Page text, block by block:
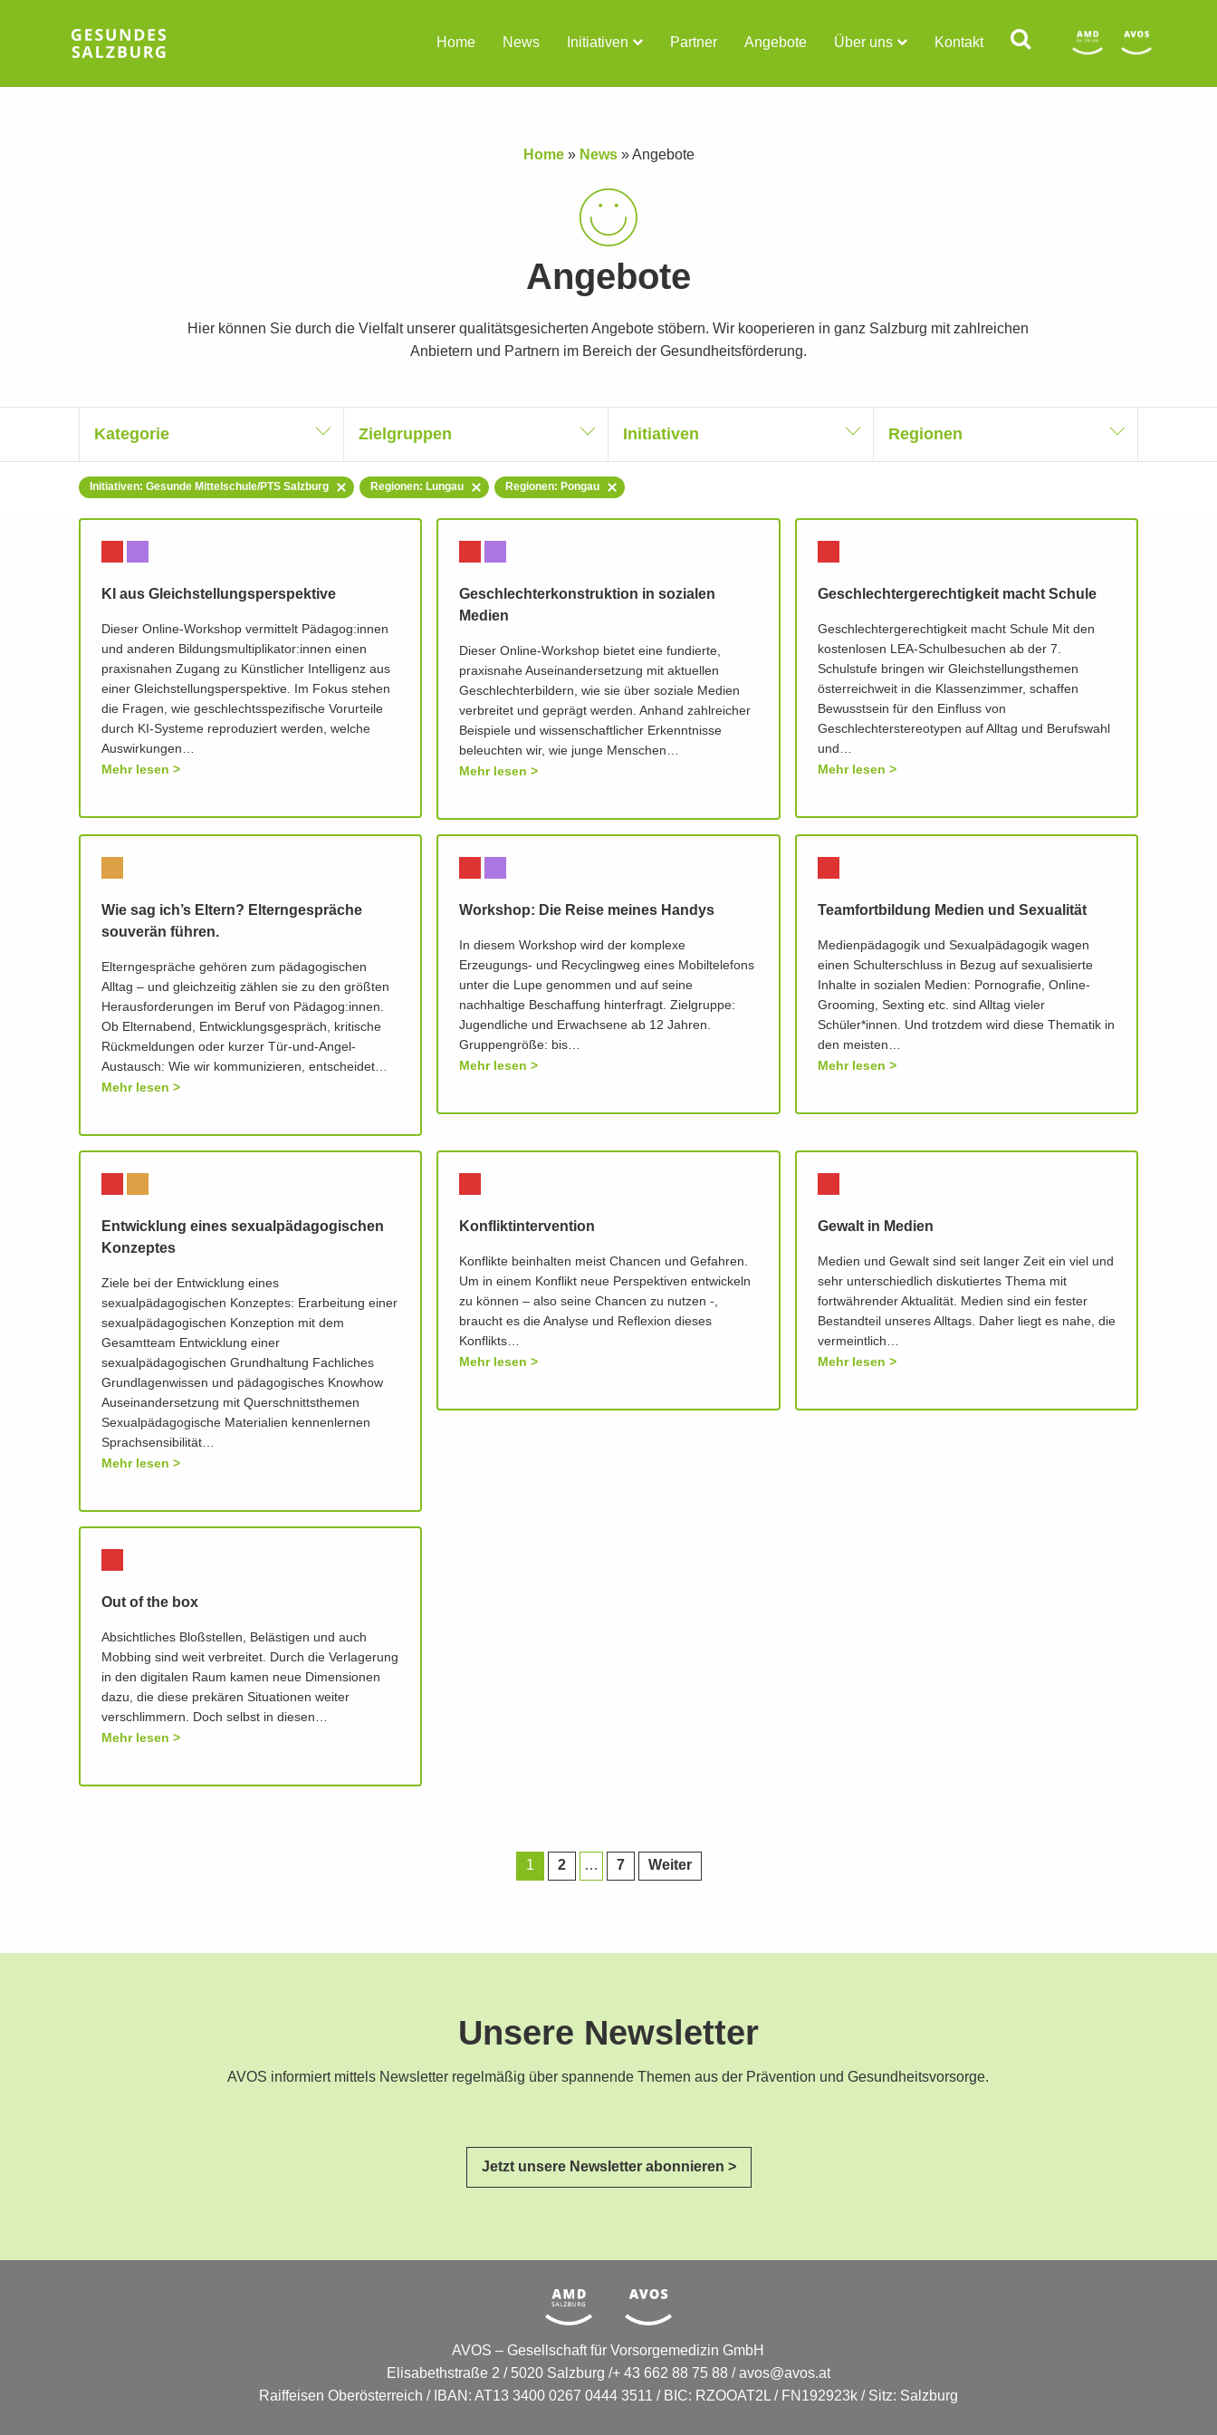
Home News Initiativen Partner Angebote Über uns Kontakt
Home» News»Angebote
Angebote
Hier können Sie durch die Vielfalt unserer qualitätsgesicherten Angebote stöbern. Wir kooperieren in ganz Salzburg mit zahlreichen
Anbietern und Partnern im Bereich der Gesundheitsförderung.
Kategorie Zielgruppen Initiativen Regionen
Initiativen: Gesunde Mittelschule/PTS Salzburg Regionen: Lungau Regionen: Pongau
KI aus Gleichstellungsperspektive
Dieser Online-Workshop vermittelt Pädagog:innen
und anderen Bildungsmultiplikator:innen einen
praxisnahen Zugang zu Künstlicher Intelligenz aus
einer Gleichstellungsperspektive. Im Fokus stehen
die Fragen, wie geschlechtsspezifische Vorurteile
durch KI-Systeme reproduziert werden, welche
Auswirkungen…
Mehr lesen
Geschlechterkonstruktion in sozialen
Medien
Dieser Online-Workshop bietet eine fundierte,
praxisnahe Auseinandersetzung mit aktuellen
Geschlechterbildern, wie sie über soziale Medien
verbreitet und geprägt werden. Anhand zahlreicher
Beispiele und wissenschaftlicher Erkenntnisse
beleuchten wir, wie junge Menschen…
Mehr lesen
Geschlechtergerechtigkeit macht Schule
Geschlechtergerechtigkeit macht Schule Mit den
kostenlosen LEA-Schulbesuchen ab der 7.
Schulstufe bringen wir Gleichstellungsthemen
österreichweit in die Klassenzimmer, schaffen
Bewusstsein für den Einfluss von
Geschlechterstereotypen auf Alltag und Berufswahl
und…
Mehr lesen
Wie sag ich’s Eltern? Elterngespräche
souverän führen.
Elterngespräche gehören zum pädagogischen
Alltag – und gleichzeitig zählen sie zu den größten
Herausforderungen im Beruf von Pädagog:innen.
Ob Elternabend, Entwicklungsgespräch, kritische
Rückmeldungen oder kurzer Tür-und-Angel-
Austausch: Wie wir kommunizieren, entscheidet…
Mehr lesen
Workshop: Die Reise meines Handys
In diesem Workshop wird der komplexe
Erzeugungs- und Recyclingweg eines Mobiltelefons
unter die Lupe genommen und auf seine
nachhaltige Beschaffung hinterfragt. Zielgruppe:
Jugendliche und Erwachsene ab 12 Jahren.
Gruppengröße: bis…
Mehr lesen
Teamfortbildung Medien und Sexualität
Medienpädagogik und Sexualpädagogik wagen
einen Schulterschluss in Bezug auf sexualisierte
Inhalte in sozialen Medien: Pornografie, Online-
Grooming, Sexting etc. sind Alltag vieler
Schüler*innen. Und trotzdem wird diese Thematik in
den meisten…
Mehr lesen
Entwicklung eines sexualpädagogischen
Konzeptes
Ziele bei der Entwicklung eines
sexualpädagogischen Konzeptes: Erarbeitung einer
sexualpädagogischen Konzeption mit dem
Gesamtteam Entwicklung einer
sexualpädagogischen Grundhaltung Fachliches
Grundlagenwissen und pädagogisches Knowhow
Auseinandersetzung mit Querschnittsthemen
Sexualpädagogische Materialien kennenlernen
Sprachsensibilität…
Mehr lesen
Konfliktintervention
Konflikte beinhalten meist Chancen und Gefahren.
Um in einem Konflikt neue Perspektiven entwickeln
zu können – also seine Chancen zu nutzen -,
braucht es die Analyse und Reflexion dieses
Konflikts…
Mehr lesen
Gewalt in Medien
Medien und Gewalt sind seit langer Zeit ein viel und
sehr unterschiedlich diskutiertes Thema mit
fortwährender Aktualität. Medien sind ein fester
Bestandteil unseres Alltags. Daher liegt es nahe, die
vermeintlich…
Mehr lesen
Out of the box
Absichtliches Bloßstellen, Belästigen und auch
Mobbing sind weit verbreitet. Durch die Verlagerung
in den digitalen Raum kamen neue Dimensionen
dazu, die diese prekären Situationen weiter
verschlimmern. Doch selbst in diesen…
Mehr lesen
1 2 … 7 Weiter
Unsere Newsletter
AVOS informiert mittels Newsletter regelmäßig über spannende Themen aus der Prävention und Gesundheitsvorsorge.
Jetzt unsere Newsletter abonnieren >
AVOS – Gesellschaft für Vorsorgemedizin GmbH
Elisabethstraße 2 / 5020 Salzburg /+ 43 662 88 75 88 / avos@avos.at
Raiffeisen Oberösterreich / IBAN: AT13 3400 0267 0444 3511 / BIC: RZOOAT2L / FN192923k / Sitz: Salzburg